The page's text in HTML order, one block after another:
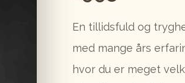
En tillidsfuld og
med mange års
hvor du er meget